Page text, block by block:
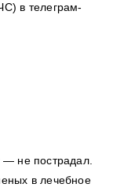
в телеграм-
— не пострадал.
в лечебное